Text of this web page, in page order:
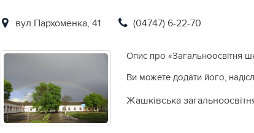
вул.Пархоменка, 41 (04747) 6-22-70
Опис про «Загальноосвітня
Ви можете додати його,
Жашківська